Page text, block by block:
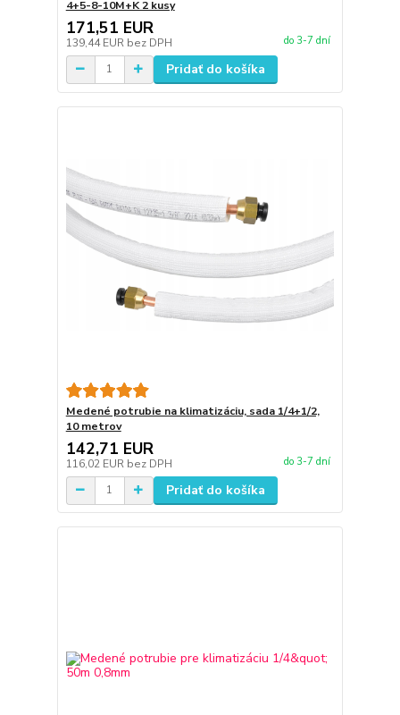
4+5-8-10M+K 2 kusy
171,51 EUR
139,44 EUR bez DPH do 3-7 dní
Pridať do košíka
Medené potrubie na klimatizáciu, sada 1/4+1/2,
10 metrov
142,71 EUR
116,02 EUR bez DPH do 3-7 dní
Pridať do košíka